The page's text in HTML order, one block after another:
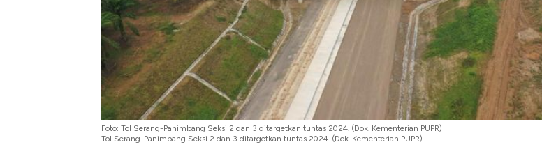
Foto: Tol Serang-Panimbang Seksi 2 dan 3 ditargetkan tuntas 2024. (Dok. Kementerian PUPR)
Tol Serang-Panimbang Seksi 2 dan 3 ditargetkan tuntas 2024. (Dok. Kementerian PUPR)